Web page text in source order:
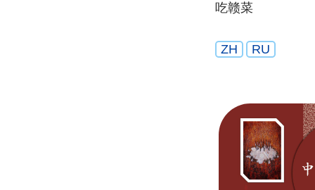
吃赣菜
ZH RU